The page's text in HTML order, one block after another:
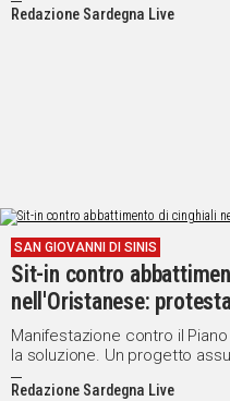
Redazione Sardegna Live
SAN GIOVANNI DI SINIS
Sit-in contro
nell'Oristanese:
Manifestazione contro il
la soluzione. Un progetto
cuccioli"
Redazione Sardegna Live